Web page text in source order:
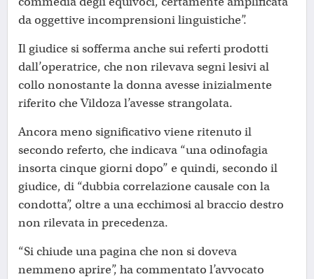
da oggettive incomprensioni linguistiche”.
Il giudice si sofferma anche sui referti prodotti
dall’operatrice, che non rilevava segni lesivi al
collo nonostante la donna avesse inizialmente
riferito che Vildoza l’avesse strangolata.
Ancora meno significativo viene ritenuto il
secondo referto, che indicava “una odinofagia
insorta cinque giorni dopo” e quindi, secondo il
giudice, di “dubbia correlazione causale con la
condotta”, oltre a una ecchimosi al braccio destro
non rilevata in precedenza.
“Si chiude una pagina che non si doveva
nemmeno aprire”, ha commentato l’avvocato